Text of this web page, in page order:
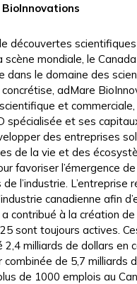
découvertes scientifiques
scène mondiale, le
dans le domaine des
adMare
et commerciale,
spécialisée et ses
des entreprises
de la vie et des
favoriser l’émergence
l’industrie. L’entreprise
canadienne afin
contribué à la création de
sont toujours actives.
milliards de dollars en
combinée de 5,7 milliards
de 1000 emplois au